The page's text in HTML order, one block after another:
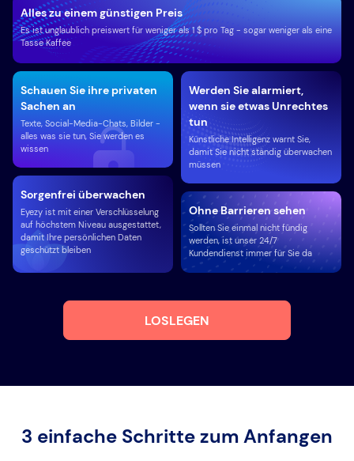
Sorgenfrei überwachen
Eyezy ist mit einer Verschlüsselung
auf höchstem Niveau ausgestattet,
damit Ihre persönlichen Daten
geschützt bleiben
Schauen Sie ihre privaten
Sachen an
Texte, Social-Media-Chats, Bilder -
alles was sie tun, Sie werden es
wissen
Alles zu einem günstigen Preis
Es ist unglaublich preiswert für weniger als 1 $ pro Tag - sogar weniger als eine
Tasse Kaffee
Werden Sie alarmiert,
wenn sie etwas Unrechtes
tun
Künstliche Intelligenz warnt Sie,
damit Sie nicht ständig überwachen
müssen
Ohne Barrieren sehen
Sollten Sie einmal nicht fündig
werden, ist unser 24/7
Kundendienst immer für Sie da
LOSLEGEN
3 einfache Schritte zum Anfangen